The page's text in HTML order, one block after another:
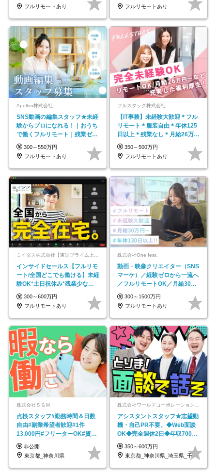
フルリモートあり
フルリモートあり
Apollon株式会社
SNS動画の編集スタッフ★未経
験からプロになれる！｜おうち
で働くフルリモート｜残業ゼロ
で18時退勤◎
300～550万円
フルリモートあり
フルスタック株式会社
【IT事務】未経験大歓迎＊フル
リモート＊服装自由＊年休125
日以上＊残業なし＊月給26万円
以上
350～500万円
フルリモートあり
ミイダス株式会社【東証プライム上場パーソルグループ】
インサイドセールス【フルリモ
ート/全国どこでも働ける】未経
験OK*土日祝休み*残業少なめ*
在宅勤務手当あり
300～600万円
フルリモートあり
株式会社One feat.
動画・映像クリエイター（SNS
マーケ）／経験ゼロから一流へ
／フルリモートOK／月給30万
円～／年休130日以上
300～1500万円
フルリモートあり
株式会社ＳＧＭ
点検スタッフ#勤務時間＆日数
自由#副業希望者歓迎#1件
13,000円#フリーターOK#資格
スキル不要
非公開
東京都_神奈川県
アシスタントスタッフ★志望動
機・自己PR不要。◆Web面談
OK◆完全週休2日◆年収700万
円可/p13
350～600万円
東京都_神奈川県_埼玉県_千葉県_大阪府…